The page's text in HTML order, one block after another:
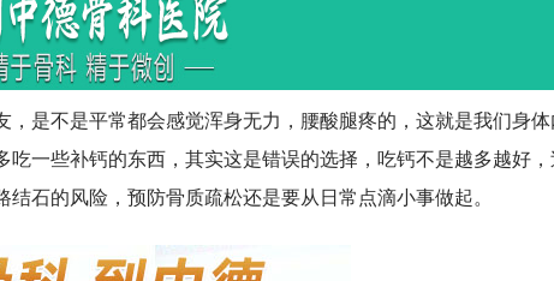
是不是平常都会感觉浑身无力，腰酸腿疼的，这就是我们身体
吃一些补钙的东西，其实这是错误的选择，吃钙不是越多越好，
石的风险，预防骨质疏松还是要从日常点滴小事做起。